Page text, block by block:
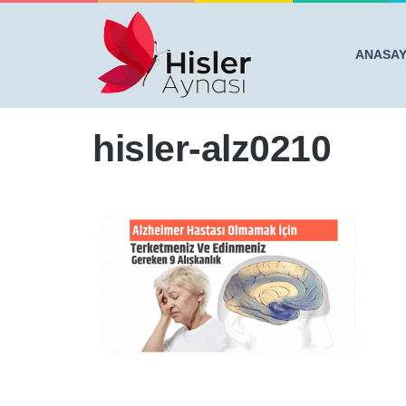
Anasayfa / ALZHEİMER HASTASI OLMAMAK İÇİN
hisler-alz0210